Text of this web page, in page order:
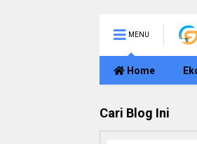
MENU
Home
Cari Blog Ini